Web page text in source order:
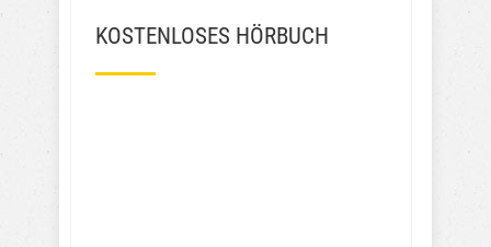
KOSTENLOSES HÖRBUCH